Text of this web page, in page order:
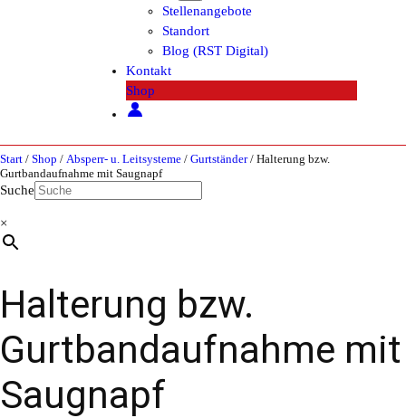
Stellenangebote
Standort
Blog (RST Digital)
Kontakt
Shop
Start / Shop / Absperr- u. Leitsysteme / Gurtständer/ Halterung bzw.
Gurtbandaufnahme mit Saugnapf
Suche
×
Halterung bzw.
Gurtbandaufnahme mit
Saugnapf